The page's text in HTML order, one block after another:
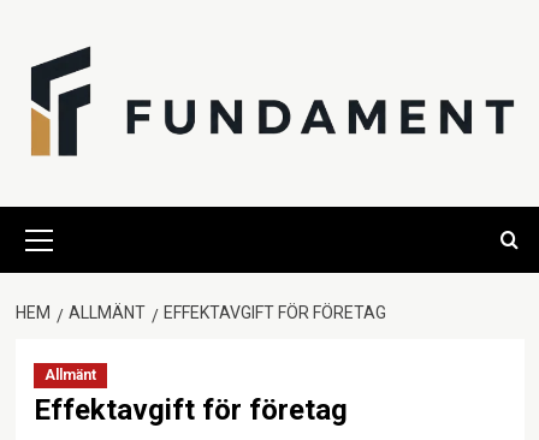
innehåll
meny
HEM ALLMÄNT EFFEKTAVGIFT FÖR FÖRETAG
Allmänt
Effektavgift för företag